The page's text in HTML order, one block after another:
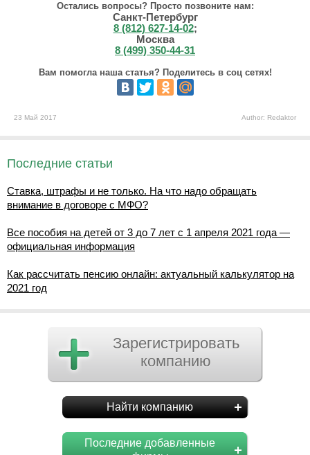
Остались вопросы? Просто позвоните нам:
Санкт-Петербург
8 (812) 627-14-02;
Москва
8 (499) 350-44-31
Вам помогла наша статья? Поделитесь в соц сетях!
23 Май 2017 Author: Redaktor
Последние статьи
Ставка, штрафы и не только. На что надо обращать
внимание в договоре с МФО?
Все пособия на детей от 3 до 7 лет с 1 апреля 2021 года —
официальная информация
Как рассчитать пенсию онлайн: актуальный калькулятор на
2021 год
Зарегистрировать
компанию
Найти компанию
Последние добавленные